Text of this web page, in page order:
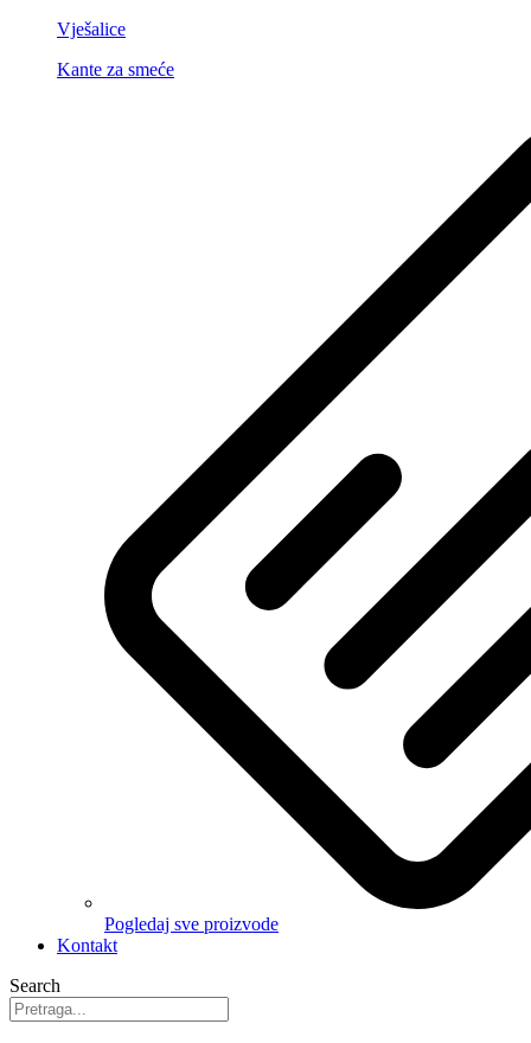
Vješalice
Kante za smeće
Pogledaj sve proizvode
Kontakt
Search